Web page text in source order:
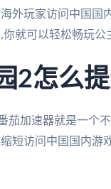
外玩家访问中国国
就可以轻松畅玩公
2怎么
茄加速器就是一个
短访问中国国内